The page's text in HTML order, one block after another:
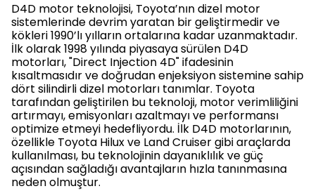
D4D motor teknolojisi, Toyota’nın dizel motor
sistemlerinde devrim yaratan bir geliştirmedir ve
kökleri 1990’lı yılların ortalarına kadar uzanmaktadır.
İlk olarak 1998 yılında piyasaya sürülen D4D
motorları, "Direct Injection 4D" ifadesinin
kısaltmasıdır ve doğrudan enjeksiyon sistemine sahip
dört silindirli dizel motorları tanımlar. Toyota
tarafından geliştirilen bu teknoloji, motor verimliliğini
artırmayı, emisyonları azaltmayı ve performansı
optimize etmeyi hedefliyordu. İlk D4D motorlarının,
özellikle Toyota Hilux ve Land Cruiser gibi araçlarda
kullanılması, bu teknolojinin dayanıklılık ve güç
açısından sağladığı avantajların hızla tanınmasına
neden olmuştur.